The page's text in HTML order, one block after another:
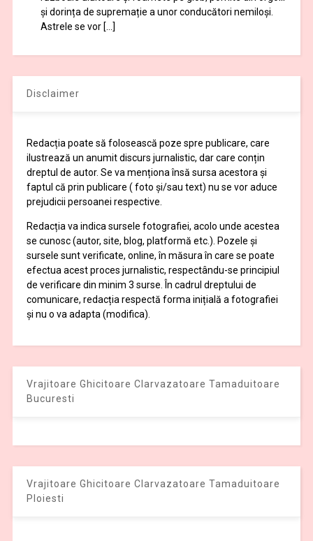
și dorința de supremație a unor conducători nemiloși.
Astrele se vor […]
Disclaimer
Redacția poate să folosească poze spre publicare, care
ilustrează un anumit discurs jurnalistic, dar care conțin
dreptul de autor. Se va menționa însă sursa acestora și
faptul că prin publicare ( foto și/sau text) nu se vor aduce
prejudicii persoanei respective.
Redacția va indica sursele fotografiei, acolo unde acestea
se cunosc (autor, site, blog, platformă etc.). Pozele și
sursele sunt verificate, online, în măsura în care se poate
efectua acest proces jurnalistic, respectându-se principiul
de verificare din minim 3 surse. În cadrul dreptului de
comunicare, redacția respectă forma inițială a fotografiei
și nu o va adapta (modifica).
Vrajitoare Ghicitoare Clarvazatoare Tamaduitoare
Bucuresti
Vrajitoare Ghicitoare Clarvazatoare Tamaduitoare
Ploiesti